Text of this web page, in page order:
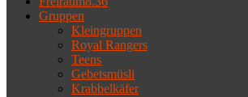
Gruppen
Kleingruppen
Royal Rangers
Teens
Gebetsmüsli
Krabbelkäfer